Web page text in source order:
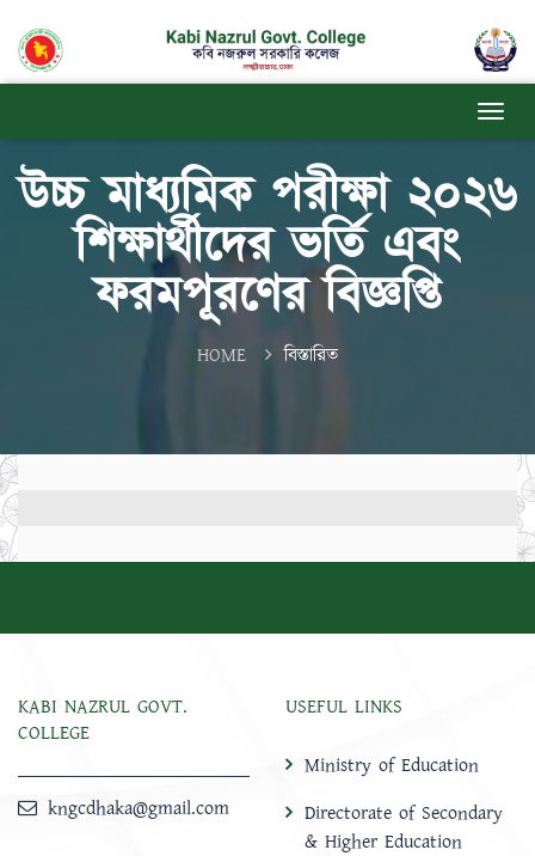
উচ্চ মাধ্যমিক পরীক্ষা ২০২৬
শিক্ষার্থীদের ভর্তি এবং
ফরমপূরণের বিজ্ঞপ্তি
HOME বিস্তারিত
KABI NAZRUL GOVT.
COLLEGE
kngcdhaka@gmail.com
USEFUL LINKS
Ministry of Education
Directorate of Secondary
& Higher Education